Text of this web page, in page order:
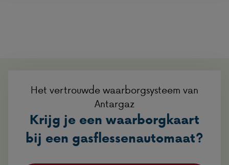
Het vertrouwde waarborgsysteem van
Antargaz
Krijg je een waarborgkaart
bij een gasflessenautomaat?